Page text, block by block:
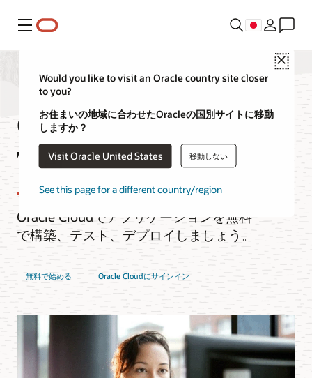
メニュー
Close
Would you like to visit an Oracle country site closer
to you?
お住まいの地域に合わせたOracleの国別サイトに移動
しますか？
Visit Oracle United States 移動しない
See this page for a different country/region
Oracle Cloud Free
Tier
Oracle Cloudでアプリケーションを無料
で構築、テスト、デプロイしましょう。
無料で始める Oracle Cloudにサインイン